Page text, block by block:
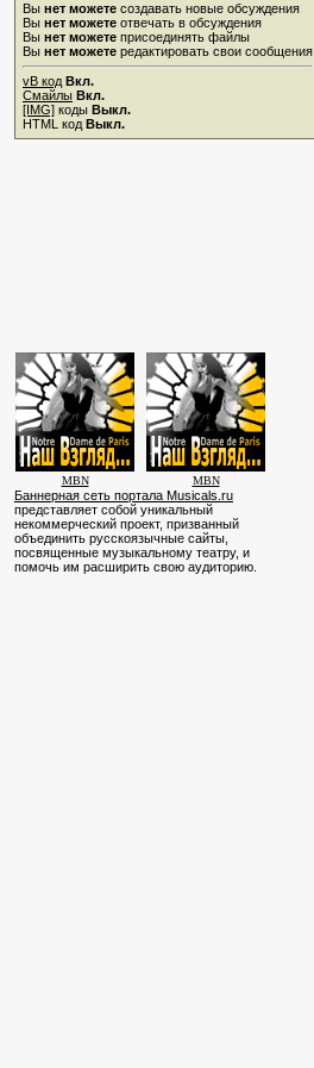
Вы нет можете создавать новые обсуждения
Вы нет можете отвечать в обсуждения
Вы нет можете присоединять файлы
Вы нет можете редактировать свои сообщения
vB код Вкл.
Смайлы Вкл.
[IMG] коды Выкл.
HTML код Выкл.
MBN MBN
Баннерная сеть портала Musicals.ru
представляет собой уникальный
некоммерческий проект, призванный
объединить русскоязычные сайты,
посвященные музыкальному театру, и
помочь им расширить свою аудиторию.